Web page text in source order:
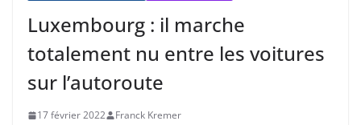
Luxembourg : il marche
totalement nu entre les voitures
sur l’autoroute
17 février 2022 Franck Kremer